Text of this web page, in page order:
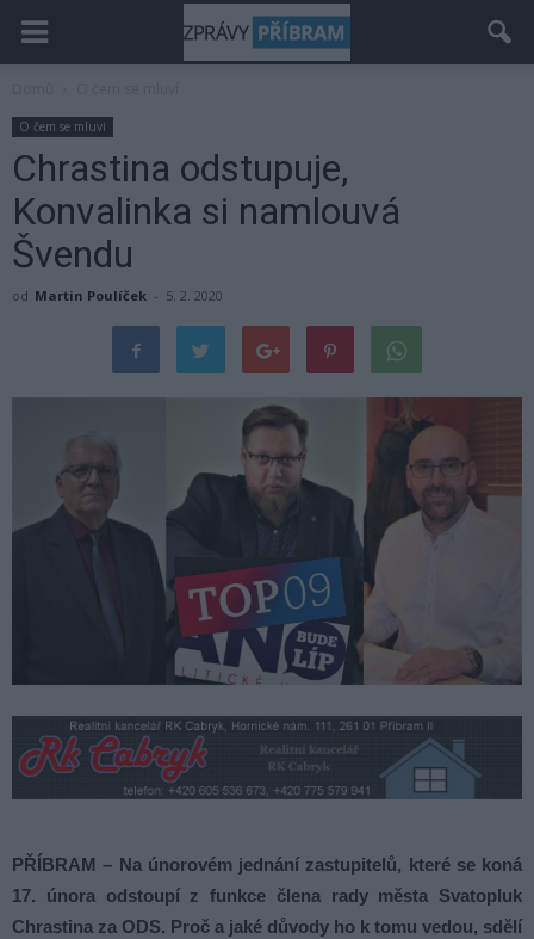
O čem se mluví
Chrastina odstupuje,
Konvalinka si namlouvá
Švendu
od Martin Poulíček - 5. 2. 2020
PŘÍBRAM – Na únorovém jednání zastupitelů, které se koná
17. února odstoupí z funkce člena rady města Svatopluk
Chrastina za ODS. Proč a jaké důvody ho k tomu vedou, sdělí